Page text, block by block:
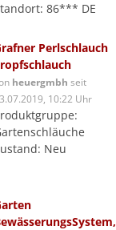
86*** DE
Perlschlauch
heuergmbh seit
10:22 Uhr
Neu